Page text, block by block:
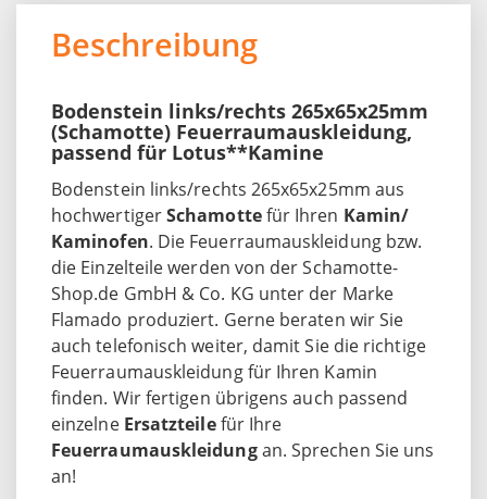
Beschreibung
Bodenstein links/rechts 265x65x25mm
(Schamotte) Feuerraumauskleidung,
passend für Lotus**Kamine
Bodenstein links/rechts 265x65x25mm aus
hochwertigerSchamottefür Ihren Kamin/
Kaminofen. Die Feuerraumauskleidung bzw.
die Einzelteile werden von der Schamotte-
Shop.de GmbH & Co. KG unter der Marke
Flamado produziert. Gerne beraten wir Sie
auch telefonisch weiter, damit Sie die richtige
Feuerraumauskleidung für Ihren Kamin
finden. Wir fertigen übrigens auch passend
einzelne Ersatzteilefür Ihre
Feuerraumauskleidungan. Sprechen Sie uns
an!